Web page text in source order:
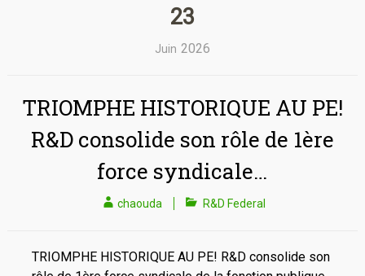
23
Juin 2026
TRIOMPHE HISTORIQUE AU PE!
R&D consolide son rôle de 1ère
force syndicale…
chaouda R&D Federal
TRIOMPHE HISTORIQUE AU PE! R&D consolide son